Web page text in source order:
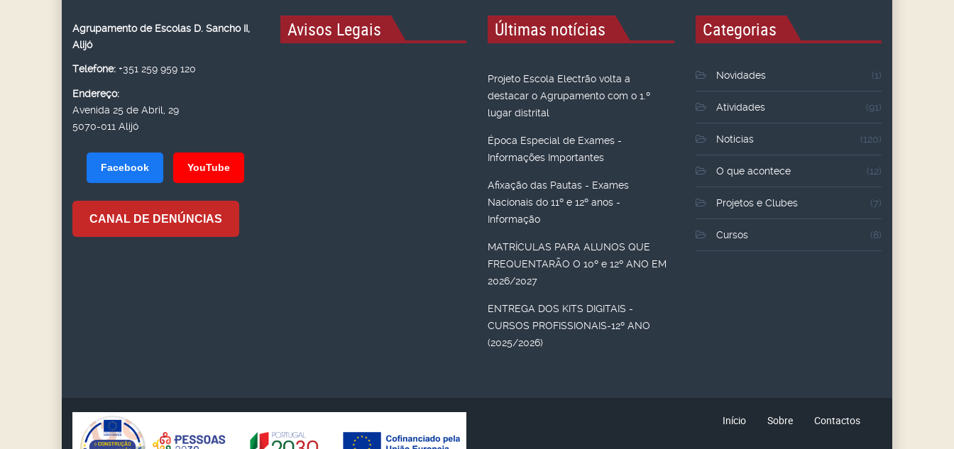
Agrupamento de Escolas D. Sancho II,
Alijó
Telefone: +351 259 959 120
Endereço:
Avenida 25 de Abril, 29
5070-011 Alijó
Facebook YouTube
CANAL DE DENÚNCIAS
Avisos Legais Últimas notícias
Projeto Escola Electrão volta a
destacar o Agrupamento com o 1.º
lugar distrital
Época Especial de Exames -
Informações Importantes
Afixação das Pautas - Exames
Nacionais do 11º e 12º anos -
Informação
MATRÍCULAS PARA ALUNOS QUE
FREQUENTARÃO O 10º e 12º ANO EM
2026/2027
ENTREGA DOS KITS DIGITAIS -
CURSOS PROFISSIONAIS-12º ANO
(2025/2026)
Categorias
Novidades (1)
Atividades (91)
Noticias (120)
O que acontece (12)
Projetos e Clubes (7)
Cursos (8)
Início Sobre Contactos